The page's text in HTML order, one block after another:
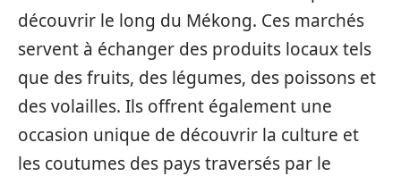
découvrir le long du Mékong. Ces marchés
servent à échanger des produits locaux tels
que des fruits, des légumes, des poissons et
des volailles. Ils offrent également une
occasion unique de découvrir la culture et
les coutumes des pays traversés par le